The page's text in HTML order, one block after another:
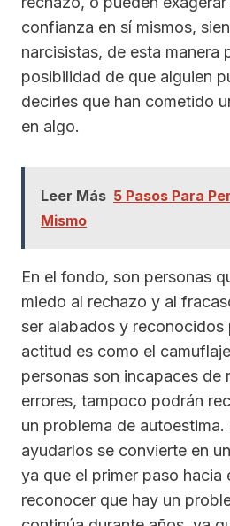
confianza en sí mismos,
narcisistas, de esta manera
posibilidad de que alguien
decirles que han cometido
en algo.
Leer Más 5 Pasos Para
Mismo
En el fondo, son personas
miedo al rechazo y al
ser alabados y reconocidos
actitud es como el
personas son incapaces de
errores, tampoco podrán
un problema de
ayudarlos se convierte en
ya que el primer paso hacia
reconocer que hay un